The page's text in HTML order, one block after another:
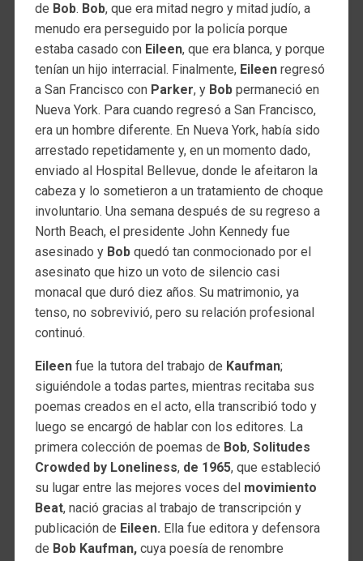
de Bob. Bob, que era mitad negro y mitad judío, a
menudo era perseguido por la policía porque
estaba casado con Eileen, que era blanca, y porque
tenían un hijo interracial. Finalmente, Eileenregresó
a San Francisco con Parker, y Bobpermaneció en
Nueva York. Para cuando regresó a San Francisco,
era un hombre diferente. En Nueva York, había sido
arrestado repetidamente y, en un momento dado,
enviado al Hospital Bellevue, donde le afeitaron la
cabeza y lo sometieron a un tratamiento de choque
involuntario. Una semana después de su regreso a
North Beach, el presidente John Kennedy fue
asesinado y Bob quedó tan conmocionado por el
asesinato que hizo un voto de silencio casi
monacal que duró diez años. Su matrimonio, ya
tenso, no sobrevivió, pero su relación profesional
continuó.
Eileenfue la tutora del trabajo de Kaufman;
siguiéndole a todas partes, mientras recitaba sus
poemas creados en el acto, ella transcribió todo y
luego se encargó de hablar con los editores. La
primera colección de poemas de Bob, Solitudes
Crowded by Loneliness, de 1965, que estableció
su lugar entre las mejores voces del movimiento
Beat, nació gracias al trabajo de transcripción y
publicación de Eileen. Ella fue editora y defensora
de Bob Kaufman,cuya poesía de renombre